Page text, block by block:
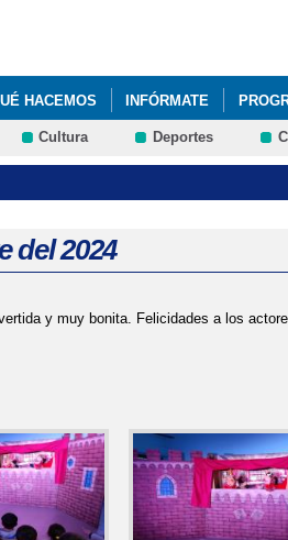
HACEMOS INFÓRMATE
Cultura Deportes
del 2024
y muy bonita. Felicidades a los